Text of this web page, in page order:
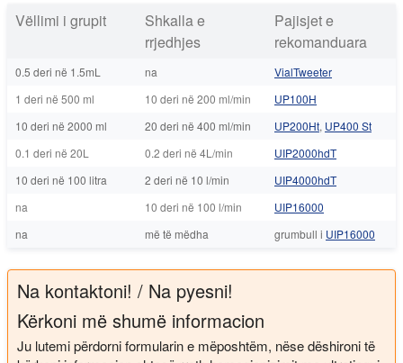
Vëllimi i grupit
Shkalla e
rrjedhjes
Pajisjet e
rekomanduara
0.5 deri në 1.5mL na
VialTweeter
1 deri në 500 ml
10 deri në 200 ml/min
UP100H
10 deri në 2000 ml
20 deri në 400 ml/min UP200Ht, UP400 St
0.1 deri në 20L
0.2 deri në 4L/min
UIP2000hdT
10 deri në 100 litra
2 deri në 10 l/min
UIP4000hdT
na
10 deri në 100 l/min
UIP16000
na
më të mëdha grumbull i UIP16000
Na kontaktoni! / Na pyesni!
Kërkoni më shumë informacion
Ju lutemi përdorni formularin e mëposhtëm, nëse dëshironi të